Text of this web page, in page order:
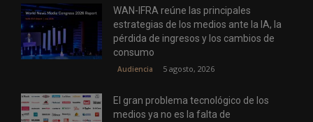
WAN-IFRA reúne las principales
estrategias de los medios ante la IA, la
pérdida de ingresos y los cambios de
consumo
Audiencia 5 agosto, 2026
El gran problema tecnológico de los
medios ya no es la falta de